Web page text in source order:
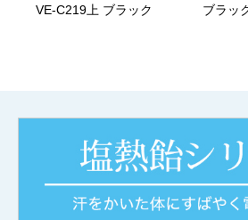
VE-C219上 ブラック
ブラッ